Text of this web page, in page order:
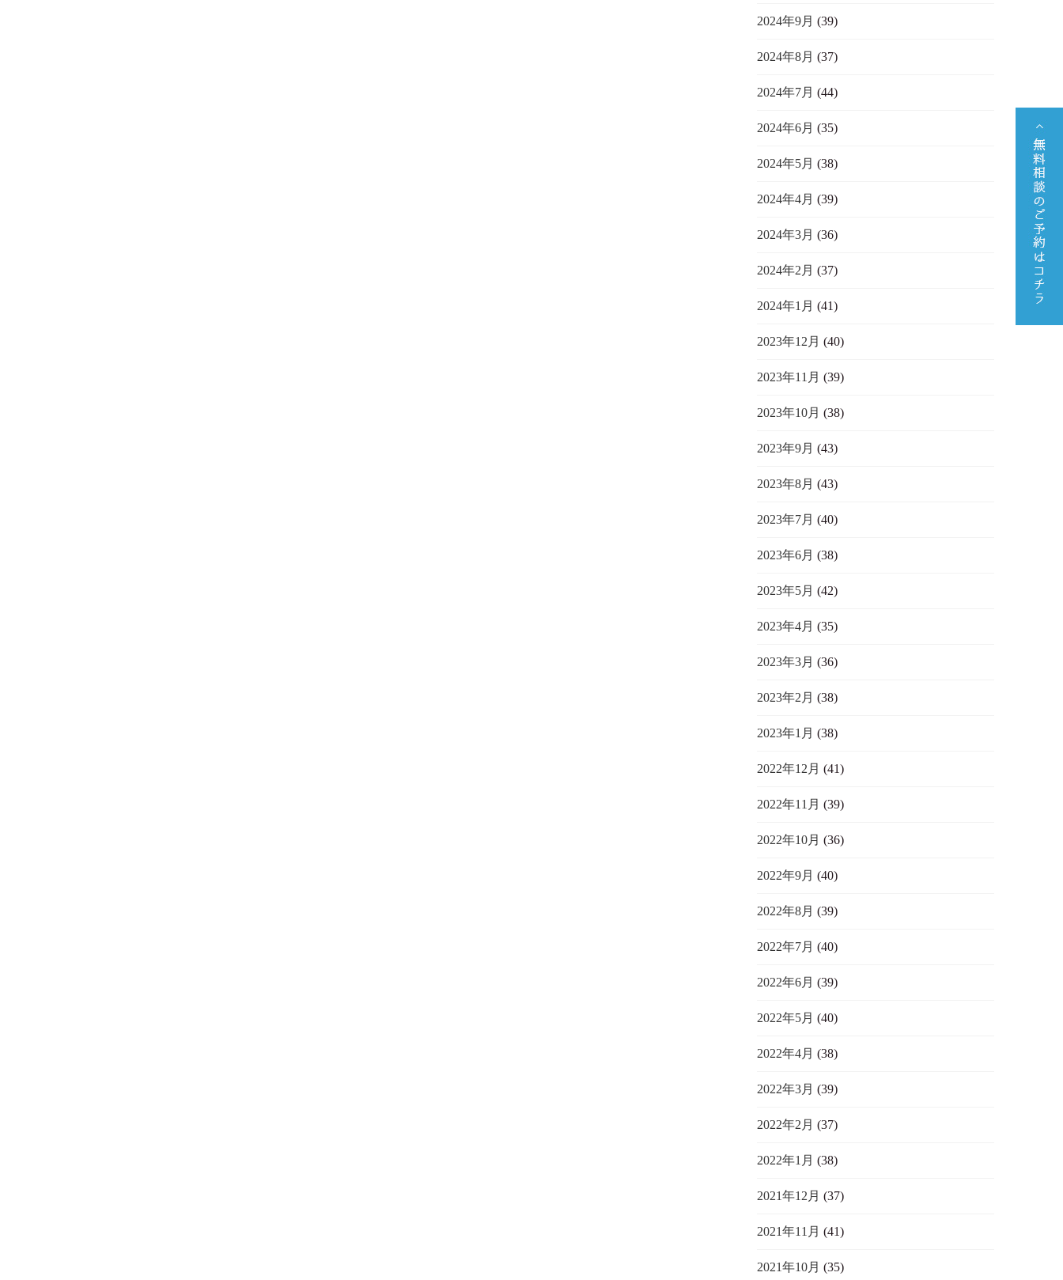
2024年9月 (39)
2024年8月 (37)
2024年7月 (44)
2024年6月 (35)
2024年5月 (38)
2024年4月 (39)
2024年3月 (36)
2024年2月 (37)
2024年1月 (41)
2023年12月 (40)
2023年11月 (39)
2023年10月 (38)
2023年9月 (43)
2023年8月 (43)
2023年7月 (40)
2023年6月 (38)
2023年5月 (42)
2023年4月 (35)
2023年3月 (36)
2023年2月 (38)
2023年1月 (38)
2022年12月 (41)
2022年11月 (39)
2022年10月 (36)
2022年9月 (40)
2022年8月 (39)
2022年7月 (40)
2022年6月 (39)
2022年5月 (40)
2022年4月 (38)
2022年3月 (39)
2022年2月 (37)
2022年1月 (38)
2021年12月 (37)
2021年11月 (41)
2021年10月 (35)